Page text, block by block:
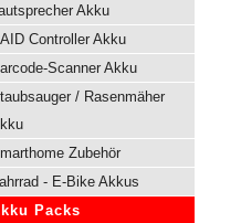
Akku
Controller Akku
Scanner Akku
/ Rasenmäher
Zubehör
- E-Bike Akkus
Packs